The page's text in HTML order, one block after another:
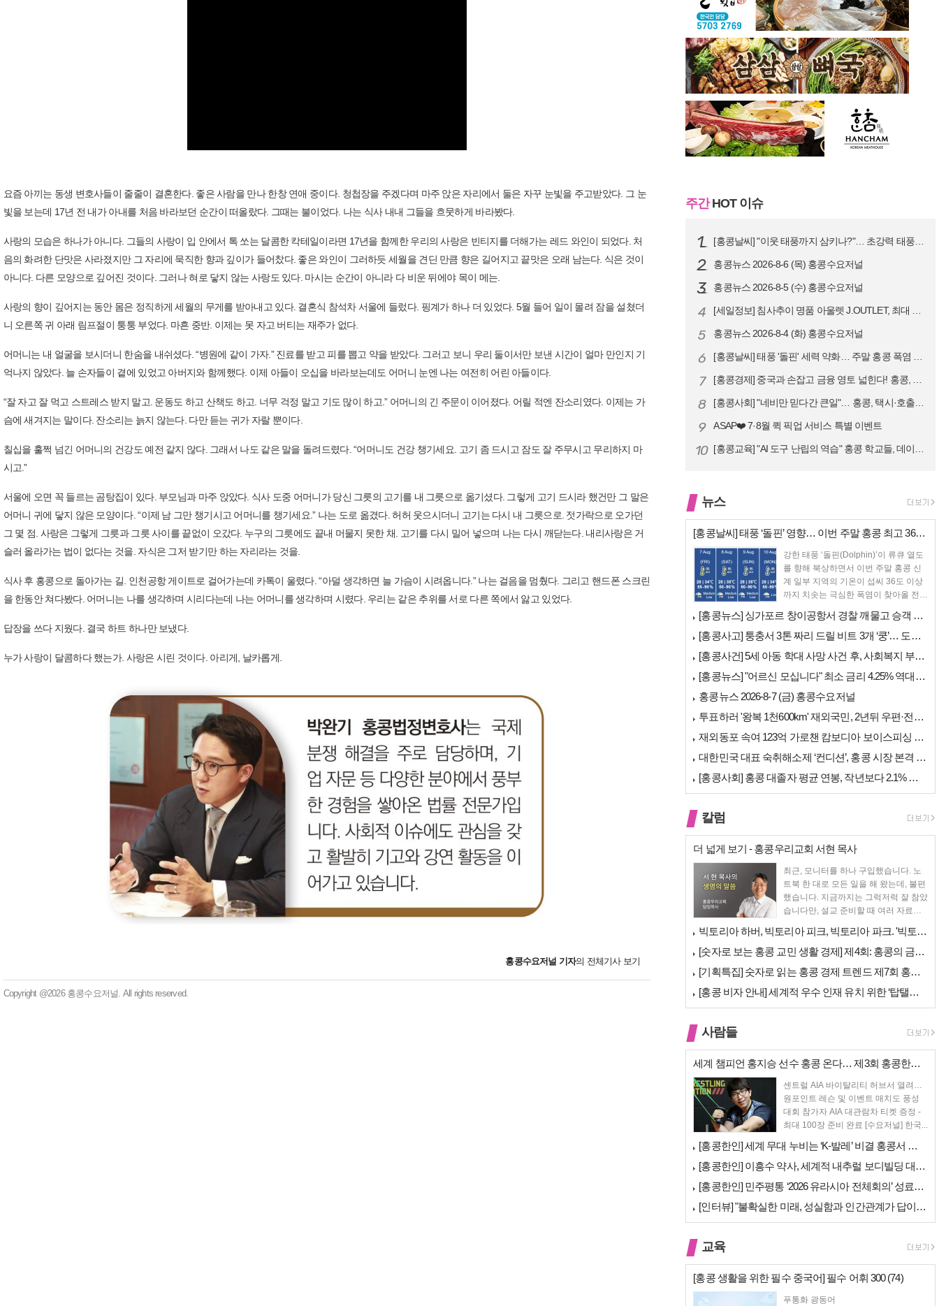
요즘 아끼는 동생 변호사들이 줄줄이 결혼한다. 좋은 사람을 만나 한창 연애 중이다. 청첩장을 주겠다며 마주 앉은 자리에서 둘은 자꾸 눈빛을 주고받았다. 그 눈
빛을 보는데 17년 전 내가 아내를 처음 바라보던 순간이 떠올랐다. 그때는 불이었다. 나는 식사 내내 그들을 흐뭇하게 바라봤다.
사랑의 모습은 하나가 아니다. 그들의 사랑이 입 안에서 톡 쏘는 달콤한 칵테일이라면 17년을 함께한 우리의 사랑은 빈티지를 더해가는 레드 와인이 되었다. 처
음의 화려한 단맛은 사라졌지만 그 자리에 묵직한 향과 깊이가 들어찼다. 좋은 와인이 그러하듯 세월을 견딘 만큼 향은 길어지고 끝맛은 오래 남는다. 식은 것이
아니다. 다른 모양으로 깊어진 것이다. 그러나 혀로 닿지 않는 사랑도 있다. 마시는 순간이 아니라 다 비운 뒤에야 목이 메는.
사랑의 향이 깊어지는 동안 몸은 정직하게 세월의 무게를 받아내고 있다. 결혼식 참석차 서울에 들렀다. 핑계가 하나 더 있었다. 5월 들어 일이 몰려 잠을 설쳤더
니 오른쪽 귀 아래 림프절이 퉁퉁 부었다. 마흔 중반. 이제는 못 자고 버티는 재주가 없다.
어머니는 내 얼굴을 보시더니 한숨을 내쉬셨다. “병원에 같이 가자.” 진료를 받고 피를 뽑고 약을 받았다. 그러고 보니 우리 둘이서만 보낸 시간이 얼마 만인지 기
억나지 않았다. 늘 손자들이 곁에 있었고 아버지와 함께했다. 이제 아들이 오십을 바라보는데도 어머니 눈엔 나는 여전히 어린 아들이다.
“잘 자고 잘 먹고 스트레스 받지 말고. 운동도 하고 산책도 하고. 너무 걱정 말고 기도 많이 하고.” 어머니의 긴 주문이 이어졌다. 어릴 적엔 잔소리였다. 이제는 가
슴에 새겨지는 말이다. 잔소리는 늙지 않는다. 다만 듣는 귀가 자랄 뿐이다.
칠십을 훌쩍 넘긴 어머니의 건강도 예전 같지 않다. 그래서 나도 같은 말을 돌려드렸다. “어머니도 건강 챙기세요. 고기 좀 드시고 잠도 잘 주무시고 무리하지 마
시고.”
서울에 오면 꼭 들르는 곰탕집이 있다. 부모님과 마주 앉았다. 식사 도중 어머니가 당신 그릇의 고기를 내 그릇으로 옮기셨다. 그렇게 고기 드시라 했건만 그 말은
어머니 귀에 닿지 않은 모양이다. “이제 남 그만 챙기시고 어머니를 챙기세요.” 나는 도로 옮겼다. 허허 웃으시더니 고기는 다시 내 그릇으로. 젓가락으로 오가던
그 몇 점. 사랑은 그렇게 그릇과 그릇 사이를 끝없이 오갔다. 누구의 그릇에도 끝내 머물지 못한 채. 고기를 다시 밀어 넣으며 나는 다시 깨닫는다. 내리사랑은 거
슬러 올라가는 법이 없다는 것을. 자식은 그저 받기만 하는 자리라는 것을.
식사 후 홍콩으로 돌아가는 길. 인천공항 게이트로 걸어가는데 카톡이 울렸다. “아덜 생각하면 늘 가슴이 시려옵니다.” 나는 걸음을 멈췄다. 그리고 핸드폰 스크린
을 한동안 쳐다봤다. 어머니는 나를 생각하며 시리다는데 나는 어머니를 생각하며 시렸다. 우리는 같은 추위를 서로 다른 쪽에서 앓고 있었다.
답장을 쓰다 지웠다. 결국 하트 하나만 보냈다.
누가 사랑이 달콤하다 했는가. 사랑은 시린 것이다. 아리게, 날카롭게.
홍콩수요저널 기자의 전체기사 보기
Copyright @2026 홍콩수요저널. All rights reserved.
주간HOT 이슈
[홍콩날씨] "이웃 태풍까지 삼키나?"… 초강력 태풍 '돌핀' 세력 재확…
홍콩뉴스 2026-8-6 (목) 홍콩수요저널
홍콩뉴스 2026-8-5 (수) 홍콩수요저널
4 [세일정보] 침사추이 명품 아울렛 J.OUTLET, 최대 90% 빅 세일…
5 홍콩뉴스 2026-8-4 (화) 홍콩수요저널
6 [홍콩날씨] 태풍 '돌핀' 세력 약화… 주말 홍콩 폭염 예고
7 [홍콩경제] 중국과 손잡고 금융 영토 넓힌다! 홍콩, 10대 신규 정책 …
8 [홍콩사회] "네비만 믿다간 큰일"… 홍콩, 택시·호출차 통합 시험 도입…
9 ASAP❤️ 7·8월 퀵 픽업 서비스 특별 이벤트
10 [홍콩교육] "AI 도구 난립의 역습" 홍콩 학교들, 데이터 고립에 교육…
뉴스
[홍콩날씨] 태풍 ‘돌핀’ 영향… 이번 주말 홍콩 최고 36도 폭염 비상
강한 태풍 ‘돌핀(Dolphin)’이 류큐 열도
를 향해 북상하면서 이번 주말 홍콩 신
계 일부 지역의 기온이 섭씨 36도 이상
까지 치솟는 극심한 폭염이 찾아올 전망
[홍콩뉴스] 싱가포르 창이공항서 경찰 깨물고 승객 폭행한 홍콩 모자, 결…
[홍콩사고] 퉁충서 3톤 짜리 드릴 비트 3개 ‘쿵’… 도로 파손·교통 …
[홍콩사건] 5세 아동 학대 사망 사건 후, 사회복지 부서에 내부 검토 …
[홍콩뉴스] "어르신 모십니다" 최소 금리 4.25% 역대급 혜택, 홍콩…
홍콩뉴스 2026-8-7 (금) 홍콩수요저널
투표하러 '왕복 1천600km' 재외국민, 2년뒤 우편·전자투표 할까
재외동포 속여 123억 가로챈 캄보디아 보이스피싱 일당 검거
대한민국 대표 숙취해소제 ‘컨디션’, 홍콩 시장 본격 상륙… 왓슨스 입점…
[홍콩사회] 홍콩 대졸자 평균 연봉, 작년보다 2.1% 오른 33만 6천…
칼럼
더 넓게 보기 - 홍콩우리교회 서현 목사
최근, 모니터를 하나 구입했습니다. 노
트북 한 대로 모든 일을 해 왔는데, 불편
했습니다. 지금까지는 그럭저럭 잘 참았
습니다만, 설교 준비할 때 여러 자료를
빅토리아 하버, 빅토리아 피크, 빅토리아 파크. '빅토리아’의 이름은 어…
[숫자로 보는 홍콩 교민 생활 경제] 제4회: 홍콩의 금융 — 지표 및 …
[기획특집] 숫자로 읽는 홍콩 경제 트렌드 제7회 홍콩 문화·창의 산업…
[홍콩 비자 안내] 세계적 우수 인재 유치 위한 ‘탑탤런트 비자(TTPS…
사람들
세계 챔피언 홍지승 선수 홍콩 온다… 제3회 홍콩한인팔씨름대회 9월 12…
센트럴 AIA 바이탈리티 허브서 열려…
원포인트 레슨 및 이벤트 매치도 풍성
대회 참가자 AIA 대관람차 티켓 증정 -
최대 100장 준비 완료 [수요저널] 한국...
[홍콩한인] 세계 무대 누비는 ‘K-발레’ 비결 홍콩서 연다… 정발레스튜…
[홍콩한인] 이흥수 약사, 세계적 내추럴 보디빌딩 대회 WNBF 홍콩서 …
[홍콩한인] 민주평통 ‘2026 유라시아 전체회의’ 성료… 이재명 대통령…
[인터뷰] "불확실한 미래, 성실함과 인간관계가 답이다"… 최강욱 한은 …
교육
[홍콩 생활을 위한 필수 중국어] 필수 어휘 300 (74)
푸통화 광동어